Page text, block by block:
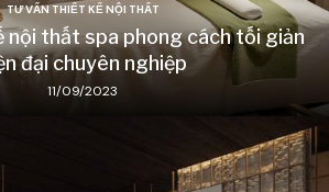
TƯ VẤN THIẾT KẾ NỘI THẤT
nội thất spa phong cách tối giản
đại chuyên nghiệp
11/09/2023